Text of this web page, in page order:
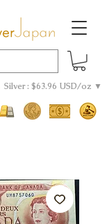
Silver : $63.96 USD/oz ▼